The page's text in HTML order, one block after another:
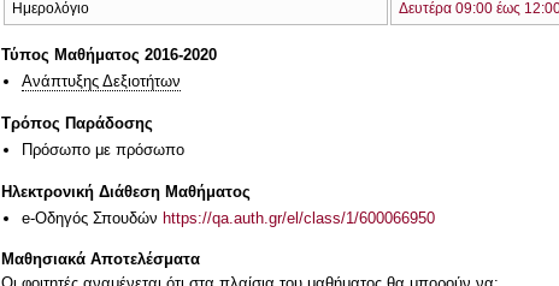
Ημερολόγιο Δευτέρα 09:00 έως
Τύπος Μαθήματος 2016-2020
Ανάπτυξης Δεξιοτήτων
Τρόπος Παράδοσης
Πρόσωπο με πρόσωπο
Ηλεκτρονική Διάθεση Μαθήματος
e-Οδηγός Σπουδών https://qa.auth.gr/el/class/1/600066950
Μαθησιακά Αποτελέσματα